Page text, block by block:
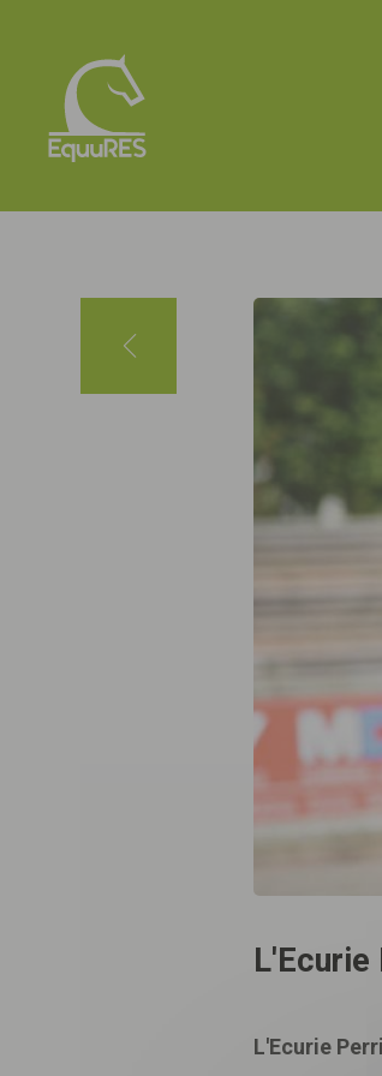
L'Ecurie
L'Ecurie